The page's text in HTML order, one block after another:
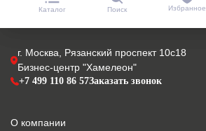
Каталог Поиск Избранное
г. Москва, Рязанский проспект 10с18
Бизнес-центр "Хамелеон"
+7 499 110 86 57Заказать звонок
О компании